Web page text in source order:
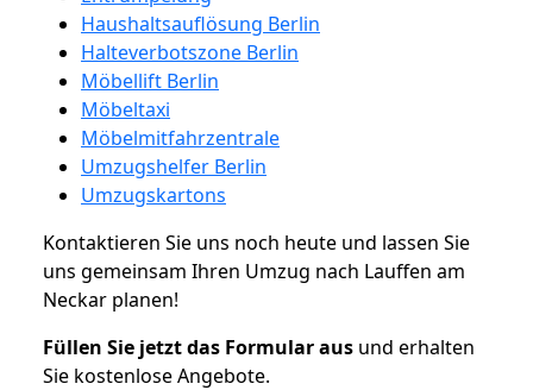
Haushaltsauflösung Berlin
Halteverbotszone Berlin
Möbellift Berlin
Möbeltaxi
Möbelmitfahrzentrale
Umzugshelfer Berlin
Umzugskartons
Kontaktieren Sie uns noch heute und lassen Sie
uns gemeinsam Ihren Umzug nach Lauffen am
Neckar planen!
Füllen Sie jetzt das Formular aus und erhalten
Sie kostenlose Angebote.